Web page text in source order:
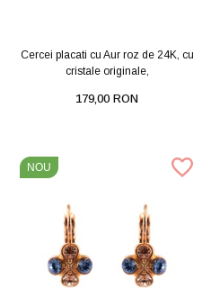
Cercei placati cu Aur roz de 24K, cu
cristale originale,
179,00 RON
NOU